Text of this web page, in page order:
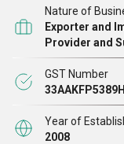
पद्धतियों और पूर्ण
महेंडर्न के प्रति कृतज्ञता
ने हमें वर्तमान बाजार में
वादा करते हैं कि हमारे
रहेगा। हम उनके पैसे का
पार करने के लिए
Nature of
Exporter and
Provider and
GST Number
Year of
2008